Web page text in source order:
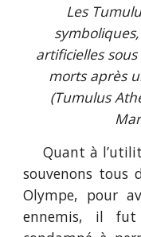
Les
artificielles
morts après
(Tumulus
Quant à
souvenons tous
Olympe, pour
ennemis, il